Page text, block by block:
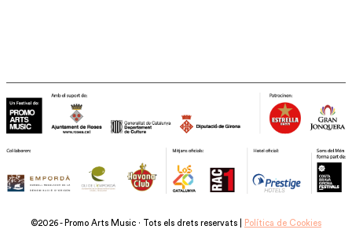
©2026 - Promo Arts Music · Tots els drets reservats | Política de Cookies